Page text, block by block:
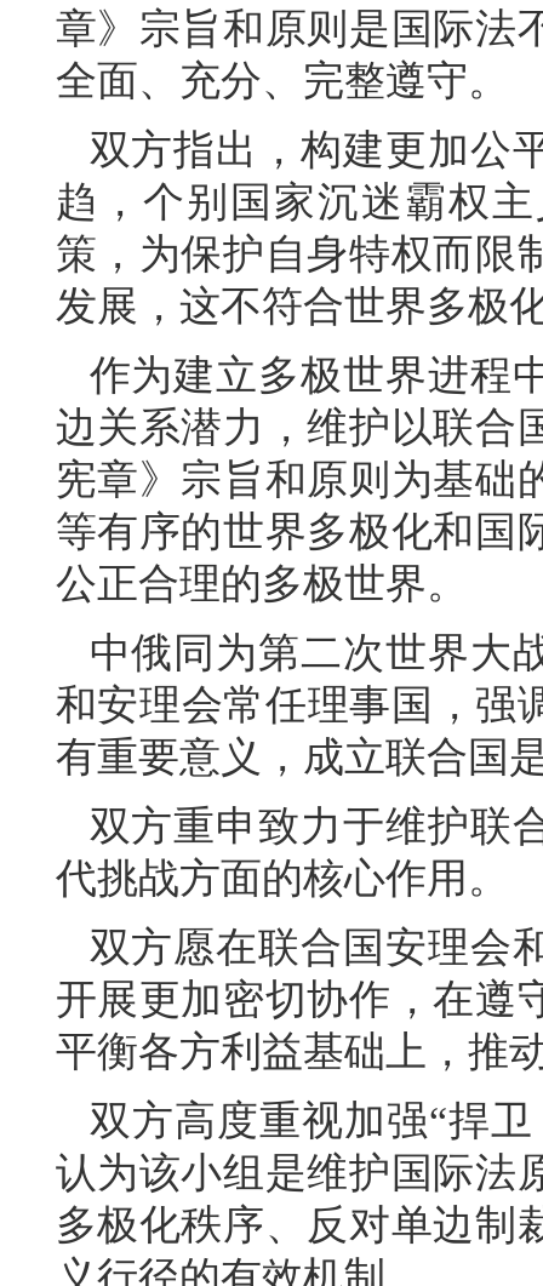
章》宗旨和原则是国际法
全面、充分、完整遵守。
双方指出，构建更加公
趋，个别国家沉迷霸权
策，为保护自身特权而限
发展，这不符合世界多极
作为建立多极世界进程
边关系潜力，维护以联合
宪章》宗旨和原则为基础
等有序的世界多极化和国
公正合理的多极世界。
中俄同为第二次世界大
和安理会常任理事国，强
有重要意义，成立联合国
双方重申致力于维护联
代挑战方面的核心作用。
双方愿在联合国安理会
开展更加密切协作，在遵
平衡各方利益基础上，推
双方高度重视加强“捍
认为该小组是维护国际法
多极化秩序、反对单边制
义行径的有效机制。